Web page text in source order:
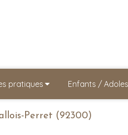
pratiques Enfants /
Perret (92300)